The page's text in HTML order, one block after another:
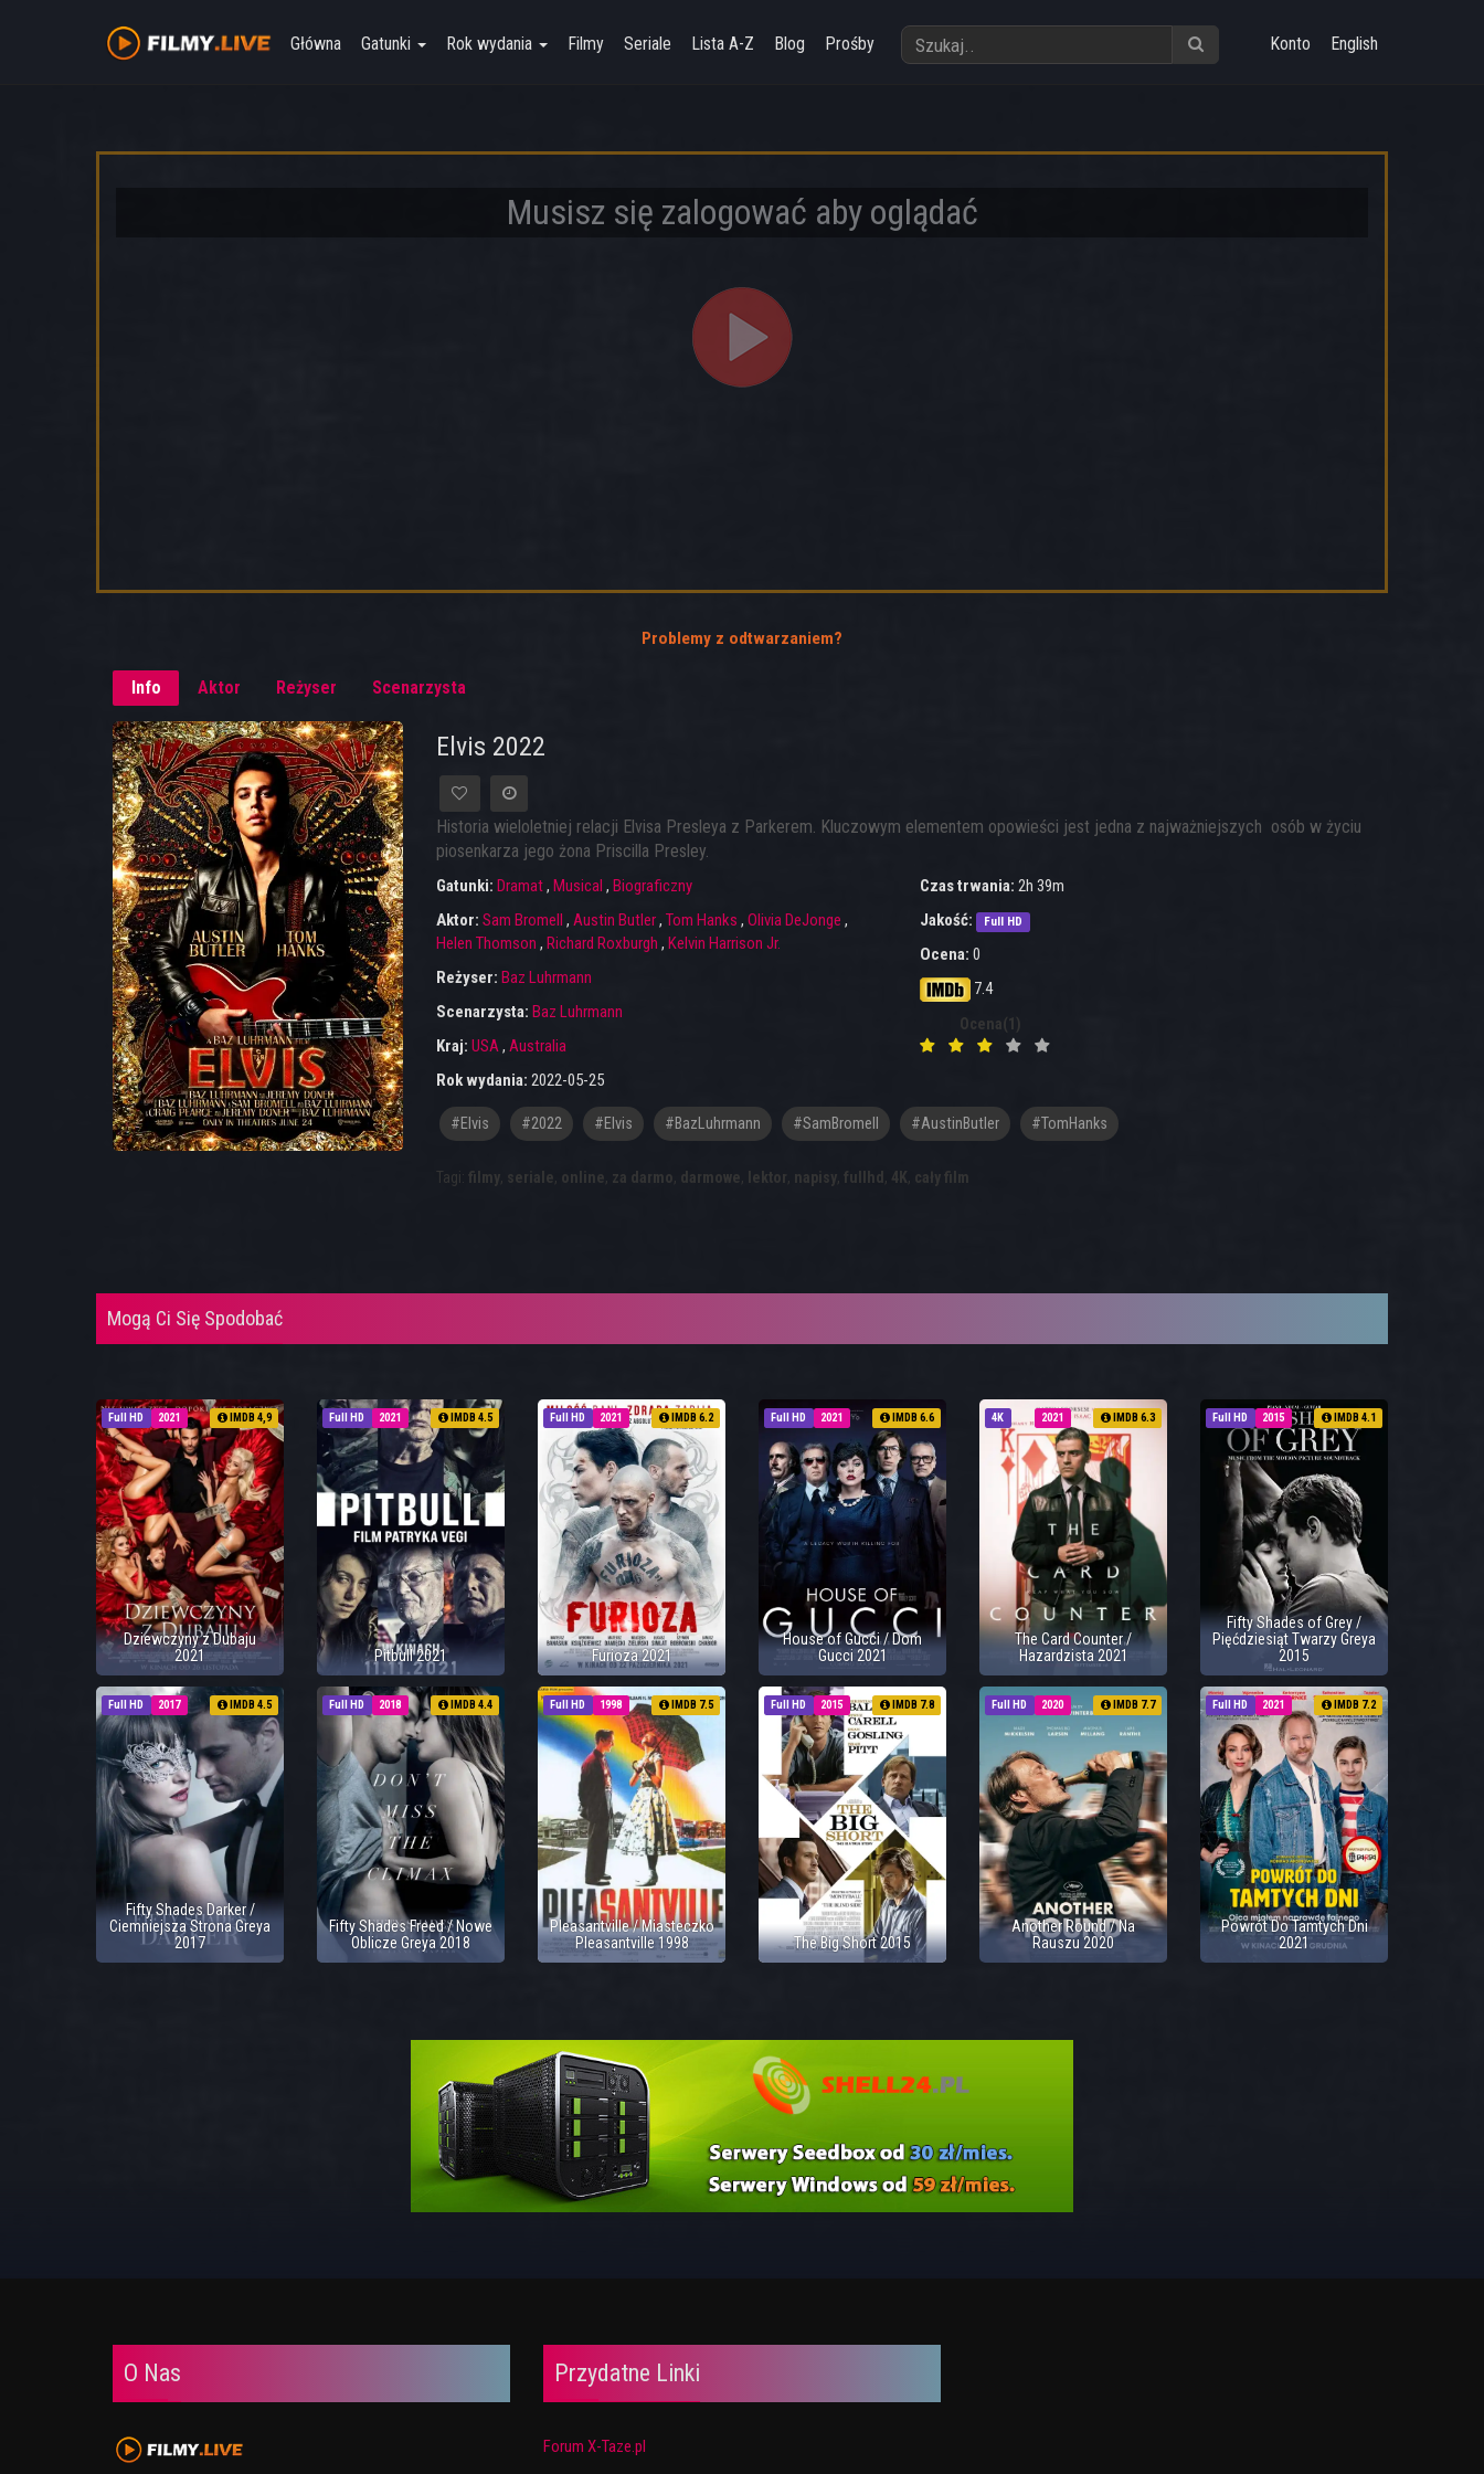
Główna Gatunki Rok wydania Filmy Seriale Lista A-Z Blog Prośby Konto English
Musisz się zalogować aby oglądać
Problemy z odtwarzaniem?
Info Aktor Reżyser Scenarzysta
Elvis 2022
Historia wieloletniej relacji Elvisa Presleya z Parkerem. Kluczowym elementem opowieści jest jedna z najważniejszych osób w życiu
piosenkarza jego żona Priscilla Presley.
Gatunki: Dramat, Musical , Biograficzny
Aktor: Sam Bromell , Austin Butler, Tom Hanks , Olivia DeJonge ,
Helen Thomson , Richard Roxburgh , Kelvin Harrison Jr.
Reżyser: Baz Luhrmann
Scenarzysta: Baz Luhrmann
Kraj: USA, Australia
Rok wydania: 2022-05-25
Czas trwania: 2h 39m
Jakość:
Full HD
Ocena: 0
7.4
Ocena(1)
#elvis #2022 #Elvis #BazLuhrmann #SamBromell #AustinButler #TomHanks
Tagi: filmy, seriale, online, za darmo, darmowe, lektor, napisy, fullhd , 4K, cały film
Mogą Ci Się Spodobać
Full HD 2021 IMDB 4,9
Dziewczyny z Dubaju
2021
Full HD 2021 IMDB 4.5
Pitbull 2021
Full HD 2021 IMDB 6.2
Furioza 2021
Full HD 2021 IMDB 6.6
House of Gucci / Dom
Gucci 2021
4K 2021 IMDB 6.3
The Card Counter /
Hazardzista 2021
Full HD 2015 IMDB 4.1
Fifty Shades of Grey /
Pięćdziesiąt Twarzy Greya
2015
Full HD 2017 IMDB 4.5
Fifty Shades Darker /
Ciemniejsza Strona Greya
2017
Full HD 2018 IMDB 4.4
Fifty Shades Freed / Nowe
Oblicze Greya 2018
Full HD 1998 IMDB 7.5
Pleasantville / Miasteczko
Pleasantville 1998
Full HD 2015 IMDB 7.8
The Big Short 2015
Full HD 2020 IMDB 7.7
Another Round / Na
Rauszu 2020
Full HD 2021 IMDB 7.2
Powrót Do Tamtych Dni
2021
O Nas Przydatne Linki
Forum X-Taze.pl